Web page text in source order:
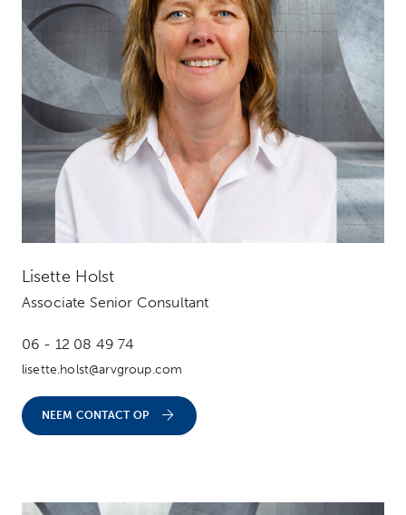
Lisette Holst
Associate Senior Consultant
06 - 12 08 49 74
lisette.holst@arvgroup.com
NEEM CONTACT OP